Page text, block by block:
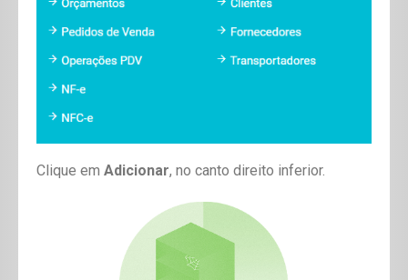
Clique em Adicionar, no canto direito inferior.